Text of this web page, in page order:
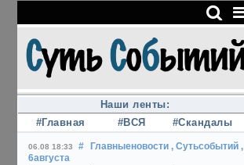
Наши ленты:
#Главная
#ВСЯ #Скандалы
06.08 18:33 # Главныеновости , Сутьсобытий ,
6августа